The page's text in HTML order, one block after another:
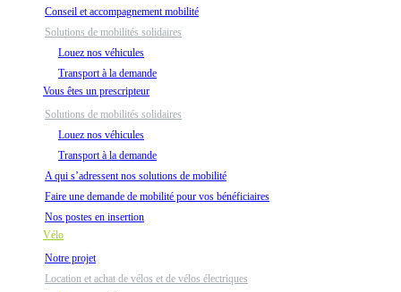
Conseil et accompagnement mobilité
Solutions de mobilités solidaires
Louez nos véhicules
Transport à la demande
Vous êtes un prescripteur
Solutions de mobilités solidaires
Louez nos véhicules
Transport à la demande
A qui s’adressent nos solutions de mobilité
Faire une demande de mobilité pour vos bénéficiaires
Nos postes en insertion
Vélo
Notre projet
Location et achat de vélos et de vélos électriques